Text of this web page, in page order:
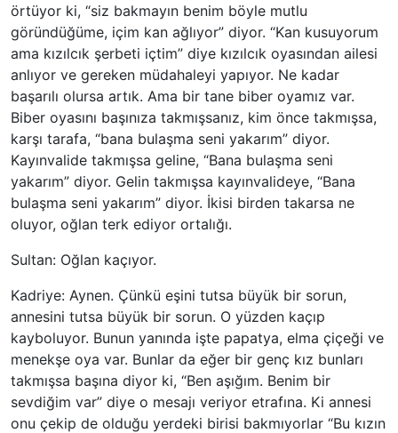
örtüyor ki, “siz bakmayın benim böyle mutlu
göründüğüme, içim kan ağlıyor” diyor. “Kan kusuyorum
ama kızılcık şerbeti içtim” diye kızılcık oyasından ailesi
anlıyor ve gereken müdahaleyi yapıyor. Ne kadar
başarılı olursa artık. Ama bir tane biber oyamız var.
Biber oyasını başınıza takmışsanız, kim önce takmışsa,
karşı tarafa, “bana bulaşma seni yakarım” diyor.
Kayınvalide takmışsa geline, “Bana bulaşma seni
yakarım” diyor. Gelin takmışsa kayınvalideye, “Bana
bulaşma seni yakarım” diyor. İkisi birden takarsa ne
oluyor, oğlan terk ediyor ortalığı.
Sultan: Oğlan kaçıyor.
Kadriye: Aynen. Çünkü eşini tutsa büyük bir sorun,
annesini tutsa büyük bir sorun. O yüzden kaçıp
kayboluyor. Bunun yanında işte papatya, elma çiçeği ve
menekşe oya var. Bunlar da eğer bir genç kız bunları
takmışsa başına diyor ki, “Ben aşığım. Benim bir
sevdiğim var” diye o mesajı veriyor etrafına. Ki annesi
onu çekip de olduğu yerdeki birisi bakmıyorlar “Bu kızın